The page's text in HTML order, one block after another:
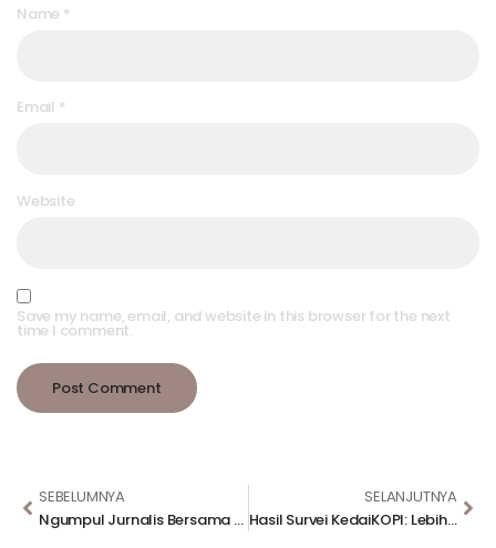
Name *
Email *
Website
Save my name, email, and website in this browser for the next
time I comment.
SEBELUMNYA
Ngumpul Jurnalis Bersama KedaiKOPI 2024
SELANJUTNYA
Hasil Survei KedaiKOPI: Lebih Banyak Warga Jabodetabek yang Tidak Setuju Pembatasan Usia Kendaraan Dibanding yang Setuju